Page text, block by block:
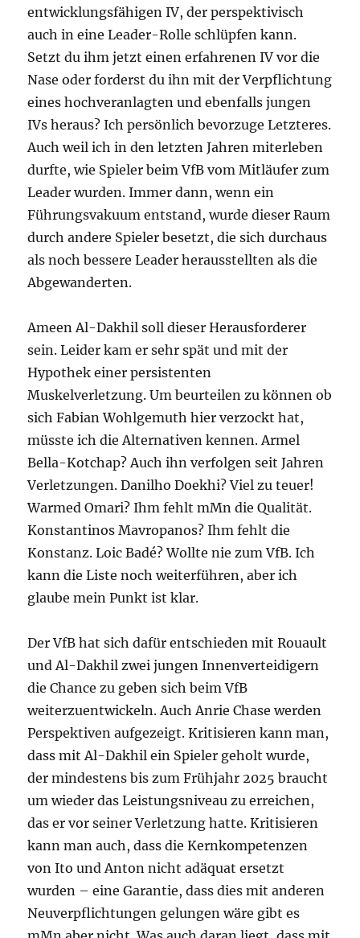
entwicklungsfähigen IV, der perspektivisch
auch in eine Leader-Rolle schlüpfen kann.
Setzt du ihm jetzt einen erfahrenen IV vor die
Nase oder forderst du ihn mit der Verpflichtung
eines hochveranlagten und ebenfalls jungen
IVs heraus? Ich persönlich bevorzuge Letzteres.
Auch weil ich in den letzten Jahren miterleben
durfte, wie Spieler beim VfB vom Mitläufer zum
Leader wurden. Immer dann, wenn ein
Führungsvakuum entstand, wurde dieser Raum
durch andere Spieler besetzt, die sich durchaus
als noch bessere Leader herausstellten als die
Abgewanderten.
Ameen Al-Dakhil soll dieser Herausforderer
sein. Leider kam er sehr spät und mit der
Hypothek einer persistenten
Muskelverletzung. Um beurteilen zu können ob
sich Fabian Wohlgemuth hier verzockt hat,
müsste ich die Alternativen kennen. Armel
Bella-Kotchap? Auch ihn verfolgen seit Jahren
Verletzungen. Danilho Doekhi? Viel zu teuer!
Warmed Omari? Ihm fehlt mMn die Qualität.
Konstantinos Mavropanos? Ihm fehlt die
Konstanz. Loic Badé? Wollte nie zum VfB. Ich
kann die Liste noch weiterführen, aber ich
glaube mein Punkt ist klar.
Der VfB hat sich dafür entschieden mit Rouault
und Al-Dakhil zwei jungen Innenverteidigern
die Chance zu geben sich beim VfB
weiterzuentwickeln. Auch Anrie Chase werden
Perspektiven aufgezeigt. Kritisieren kann man,
dass mit Al-Dakhil ein Spieler geholt wurde,
der mindestens bis zum Frühjahr 2025 braucht
um wieder das Leistungsniveau zu erreichen,
das er vor seiner Verletzung hatte. Kritisieren
kann man auch, dass die Kernkompetenzen
von Ito und Anton nicht adäquat ersetzt
wurden – eine Garantie, dass dies mit anderen
Neuverpflichtungen gelungen wäre gibt es